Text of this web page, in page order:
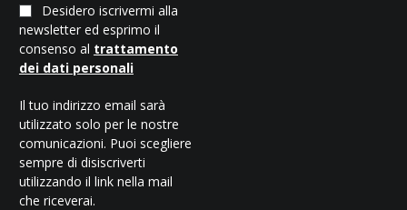
Desidero iscrivermi alla
newsletter ed esprimo il
consenso al trattamento
dei dati personali
Il tuo indirizzo email sarà
utilizzato solo per le nostre
comunicazioni. Puoi scegliere
sempre di disiscriverti
utilizzando il link nella mail
che riceverai.